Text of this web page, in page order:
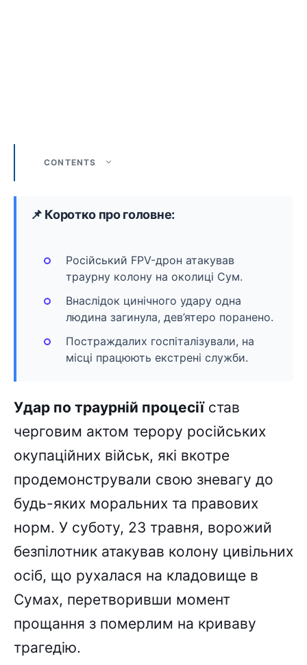
CONTENTS
📌 Коротко про головне:
Російський FPV-дрон атакував
траурну колону на околиці Сум.
Внаслідок цинічного удару одна
людина загинула, дев’ятеро поранено.
Постраждалих госпіталізували, на
місці працюють екстрені служби.
Удар по траурній процесіїстав
черговим актом терору російських
окупаційних військ, які вкотре
продемонстрували свою зневагу до
будь-яких моральних та правових
норм. У суботу, 23 травня, ворожий
безпілотник атакував колону цивільних
осіб, що рухалася на кладовище в
Сумах, перетворивши момент
прощання з померлим на криваву
трагедію.